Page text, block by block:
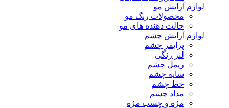
لوازم آرایش مو
محصولات رنگ مو
حالت دهنده های مو
لوازم آرایش چشم
پرایمر چشم
لنز رنگی
ریمل چشم
سایه چشم
خط چشم
مداد چشم
مژه و چسب مژه